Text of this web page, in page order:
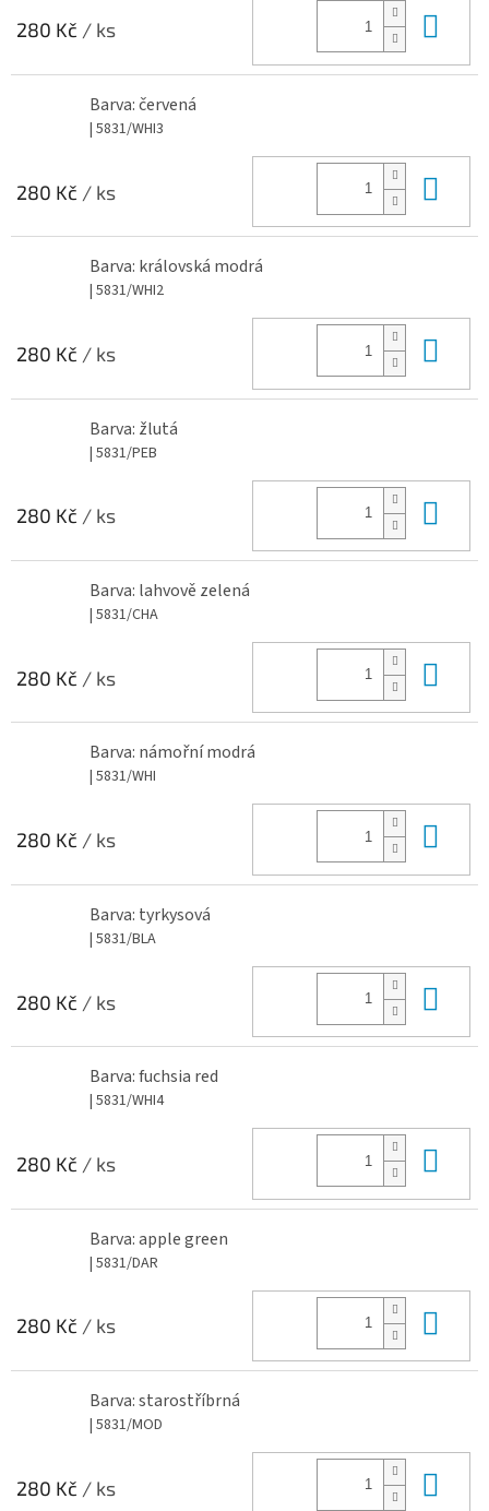
280 Kč / ks
Barva: červená
| 5831/WHI3
280 Kč / ks
Barva: královská modrá
| 5831/WHI2
280 Kč / ks
Barva: žlutá
| 5831/PEB
280 Kč / ks
Barva: lahvově zelená
| 5831/CHA
280 Kč / ks
Barva: námořní modrá
| 5831/WHI
280 Kč / ks
Barva: tyrkysová
| 5831/BLA
280 Kč / ks
Barva: fuchsia red
| 5831/WHI4
280 Kč / ks
Barva: apple green
| 5831/DAR
280 Kč / ks
Barva: starostříbrná
| 5831/MOD
280 Kč / ks